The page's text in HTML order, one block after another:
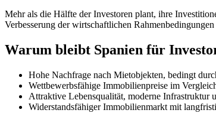
Mehr als die Hälfte der Investoren plant, ihre
Verbesserung der wirtschaftlichen
Warum bleibt Spanien für
Hohe Nachfrage nach Mietobjekten, bedingt
Wettbewerbsfähige Immobilienpreise im
Attraktive Lebensqualität, moderne Infrastruktur
Widerstandsfähiger Immobilienmarkt mit